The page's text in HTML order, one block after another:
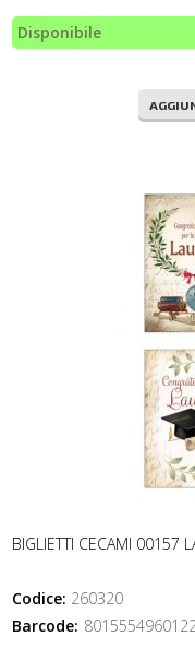
Disponibile
BIGLIETTI CECAMI 00157
Codice: 260320
Barcode: